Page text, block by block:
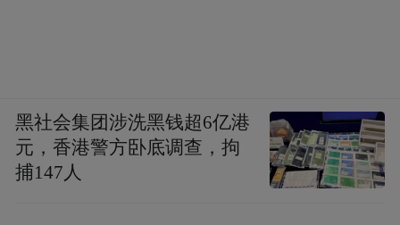
黑社会集团涉洗黑钱超6亿港
元，香港警方卧底调查，拘
捕147人